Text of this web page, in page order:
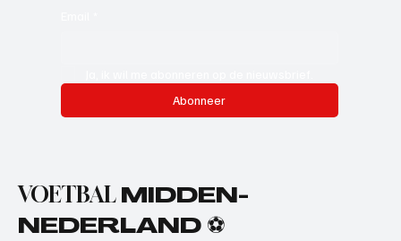
Abonneer
VOETBAL MIDDEN-
NEDERLAND ⚽